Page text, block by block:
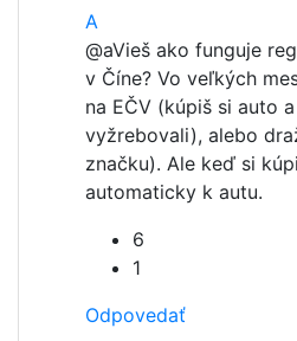
A
@aVieš ako funguje
v Číne? Vo veľkých
na EČV (kúpiš si auto
vyžrebovali), alebo
značku). Ale keď si
automaticky k autu.
6
1
Odpovedať